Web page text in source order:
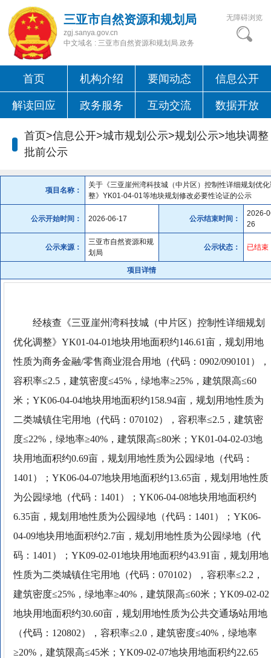
三亚市自然资源和规划局
zgj.sanya.gov.cn
中文域名 : 三亚市自然资源和规划局.政务
无障碍浏览
首页 机构介绍 要闻动态 信息公开
解读回应 政务服务 互动交流 数据开放
首页>信息公开>城市规划公示>规划公示>地块调整
批前公示
项目名称：
关于《三亚崖州湾科技城（中片区）控制性详细规划优
整》YK01-04-01等地块规划修改必要性论证的公示
公示开始时间： 2026-06-17 公示结束时间：
2026-
26
公示来源：
三亚市自然资源和规
划局
公示状态： 已结束
项目详情
经核查《三亚崖州湾科技城（中片区）控制性详细规划
优化调整》YK01-04-01地块用地面积约146.61亩，规划用地
性质为商务金融/零售商业混合用地（代码：0902/090101），
容积率≤2.5，建筑密度≤45%，绿地率≥25%，建筑限高≤60
米；YK06-04-04地块用地面积约158.94亩，规划用地性质为
二类城镇住宅用地（代码：070102），容积率≤2.5，建筑密
度≤22%，绿地率≥40%，建筑限高≤80米；YK01-04-02-03地
块用地面积约0.69亩，规划用地性质为公园绿地（代码：
1401）；YK06-04-07地块用地面积约13.65亩，规划用地性质
为公园绿地（代码：1401）；YK06-04-08地块用地面积约
6.35亩，规划用地性质为公园绿地（代码：1401）；YK06-
04-09地块用地面积约2.7亩，规划用地性质为公园绿地（代
码：1401）；YK09-02-01地块用地面积约43.91亩，规划用地
性质为二类城镇住宅用地（代码：070102），容积率≤2.2，
建筑密度≤25%，绿地率≥40%，建筑限高≤60米；YK09-02-02
地块用地面积约30.60亩，规划用地性质为公共交通场站用地
（代码：120802），容积率≤2.0，建筑密度≤40%，绿地率
≥20%，建筑限高≤45米；YK09-02-07地块用地面积约22.65